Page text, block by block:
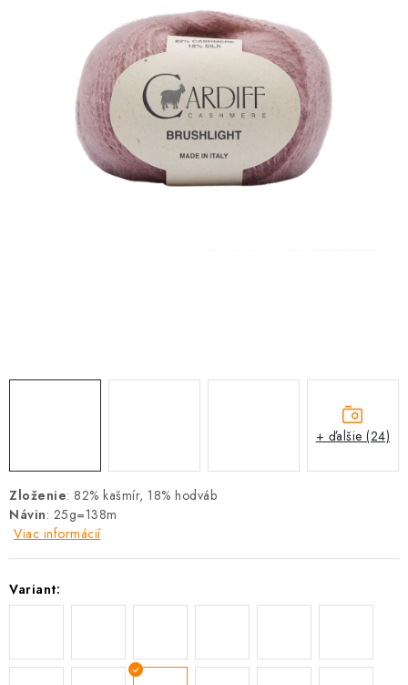
Zloženie: 82% kašmír, 18% hodváb
Návin: 25g=138m
Viac informácií
Variant:
+ ďalšie (24)